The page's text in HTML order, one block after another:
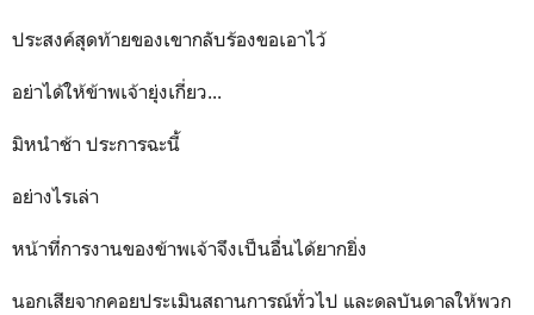
ประสงค์สุดท้ายของเขากลับร้องขอเอาไว้
อย่าได้ให้ข้าพเจ้ายุ่งเกี่ยว...
มิหนำช้า ประการฉะนี้
อย่างไรเล่า
หน้าที่การงานของข้าพเจ้าจึงเป็นอื่นได้ยากยิ่ง
นอกเสียจากคอยประเมินสถานการณ์ทั่วไป และดลบันดาลให้พวก